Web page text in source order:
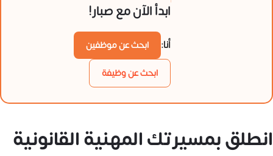
ابدأ الآن مع صبار!
أنا:
ابحث عن موظفين
ابحث عن وظيفة
انطلق بمسيرتك المهنية القانونية